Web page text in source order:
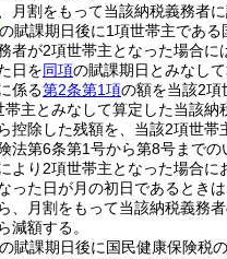
月割をもって当該納税義務者に
の賦課期日後に1項世帯主である
者が2項世帯主となった場合に
日を同項の賦課期日とみなし
係る第2条第1項の額を当該2項
帯主とみなして算定した当該納
控除した残額を、当該2項世帯
法第6条第1号から第8号までの
より2項世帯主となった場合に
った日が月の初日であるとき
、月割をもって当該納税義務
減額する。
の賦課期日後に国民健康保険税